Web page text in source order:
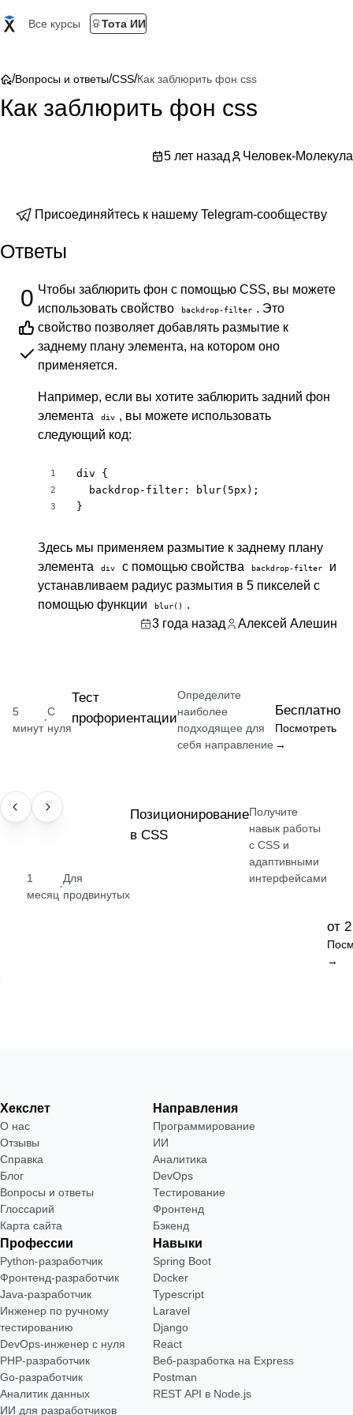
Все курсы Тота ИИ
/Вопросы и ответы/CSS/Как заблюрить фон css
Как заблюрить фон css
5 лет назад Человек-Молекула
Присоединяйтесь к нашему Telegram-сообществу
Ответы
0 Чтобы заблюрить фон с помощью CSS, вы можете
использовать свойство
backdrop-filter . Это
свойство позволяет добавлять размытие к
заднему плану элемента, на котором оно
применяется.
Например, если вы хотите заблюрить задний фон
элемента
div , вы можете использовать
следующий код:
1
2
3
div {
  backdrop-filter: blur(5px);
}
Здесь мы применяем размытие к заднему плану
элемента
div с помощью свойства backdrop-filter
и
устанавливаем радиус размытия в 5 пикселей с
помощью функции
blur()
.
3 года назад
Алексей Алешин
5
минут
·
С
нуля
Тест
профориентации
Определите
наиболее
подходящее для
себя направление
Бесплатно
Посмотреть
→
НАВЫК
1
месяц
·
Для
продвинутых
Позиционирование
в CSS
Получите
навык работы
с CSS и
адаптивными
интерфейсами
от
→
Хекслет
О нас
Отзывы
Справка
Блог
Вопросы и ответы
Глоссарий
Карта сайта
Направления
Программирование
ИИ
Аналитика
DevOps
Тестирование
Фронтенд
Бэкенд
Профессии
Python-разработчик
Фронтенд-разработчик
Java-разработчик
Инженер по ручному
тестированию
DevOps-инженер с нуля
РНР-разработчик
Go-разработчик
Аналитик данных
ИИ для разработчиков
Навыки
Spring Boot
Docker
Typescript
Laravel
Django
React
Веб-разработка на Express
Postman
REST API в Node.js